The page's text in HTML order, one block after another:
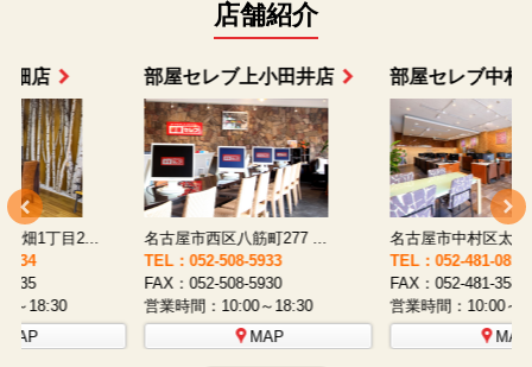
店舗紹介
部屋セレブ上小田井店
名古屋市西区八筋町277 ...
TEL：052-508-5933
FAX：052-508-5930
営業時間：10:00～18:30
部屋セレブ中村店
名古屋市中村区太閤通9-1...
TEL：052-481-0853
FAX：052-481-3587
営業時間：10:00～18:30